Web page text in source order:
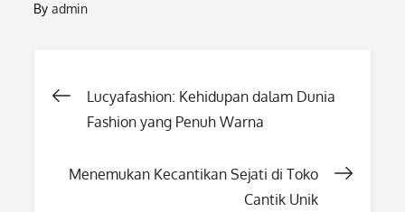
Byadmin
Post
Lucyafashion: Kehidupan dalam Dunia
Fashion yang Penuh Warna
Menemukan Kecantikan Sejati di Toko
Cantik Unik